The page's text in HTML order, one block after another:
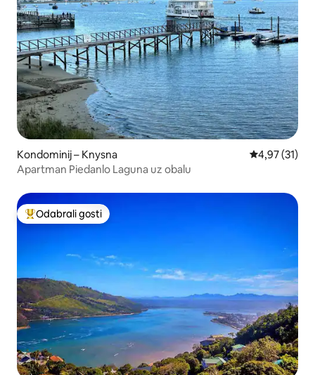
Kondominij – Knysna Prosječna
4,97 (31)
Apartman Piedanlo Laguna uz obalu
Među najviše rangiranima s oznakom „Odabrali gosti”
Odabrali gosti